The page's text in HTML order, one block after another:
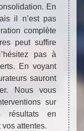
En
il n’est pas
complète
peut suffire
pas à
En voyant
sauront
Nous vous
sur
résultats en
attentes.